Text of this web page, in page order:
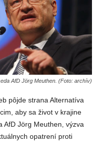
AfD Jörg Meuthen. (Foto: archív)
pôjde strana Alternatíva
aby sa život v krajine
AfD Jörg Meuthen, výzva
opatrení proti